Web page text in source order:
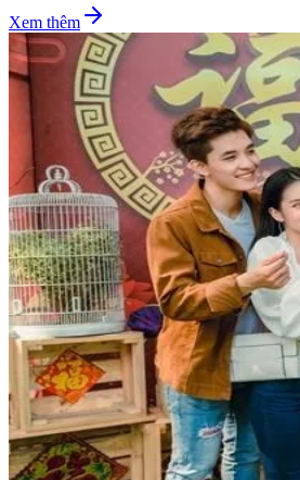
Xem thêm